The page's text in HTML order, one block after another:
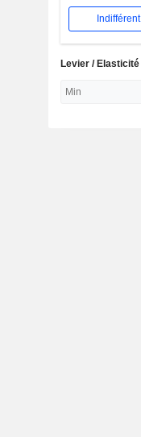
Indifférent
Levier / Elasticité